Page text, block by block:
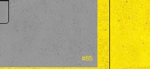
#85